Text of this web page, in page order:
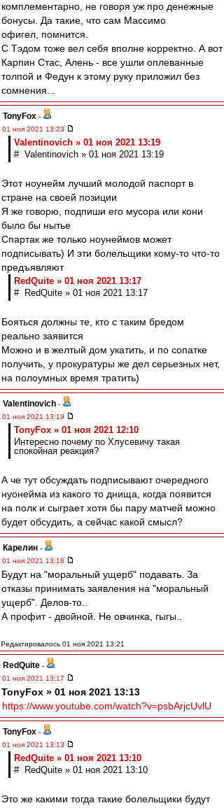
комплементарно, не говоря уж про денежные
бонусы. Да такие, что сам Массимо
офигел, помнится.
С Тэдом тоже вел себя вполне корректно. А вот
Карпин Стас, Алень - все ушли оплеванные
толпой и Федун к этому руку приложил без
сомнения...
TonyFox -
01 ноя 2021 13:23
Valentinovich » 01 ноя 2021 13:19
# Valentinovich » 01 ноя 2021 13:19
Этот ноунейм лучший молодой паспорт в
стране на своей позиции
Я же говорю, подпиши его мусора или кони
было бы нытье
Спартак же только ноунеймов может
подписывать) И эти болельщики кому-то что-то
предъявляют
RedQuite » 01 ноя 2021 13:17
# RedQuite » 01 ноя 2021 13:17
Бояться должны те, кто с таким бредом
реально заявится
Можно и в желтый дом укатить, и по сопатке
получить, у прокуратуры же дел серьезных нет,
на полоумных время тратить)
Valentinovich -
01 ноя 2021 13:19
TonyFox » 01 ноя 2021 12:10
Интересно почему по Хлусевичу такая
спокойная реакция?
А че тут обсуждать подписывают очередного
нуонейма из какого то днища, когда появится
на полк и сыграет хотя бы пару матчей можно
будет обсудить, а сейчас какой смысл?
Карелин -
01 ноя 2021 13:18
Будут на "моральный ущерб" подавать. За
отказы принимать заявления на "моральный
ущерб". Делов-то..
А профит - двойной. Не овчинка, гыгы..
Редактировалось 01 ноя 2021 13:21
RedQuite -
01 ноя 2021 13:17
TonyFox » 01 ноя 2021 13:13
https://www.youtube.com/watch?v=psbArjcUvlU
TonyFox -
01 ноя 2021 13:13
RedQuite » 01 ноя 2021 13:10
# RedQuite » 01 ноя 2021 13:10
Это же какими тогда такие болельщики будут